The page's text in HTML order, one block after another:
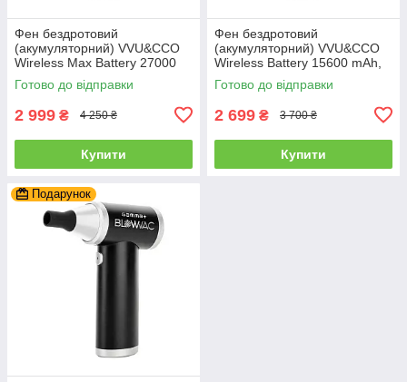
Фен бездротовий
(акумуляторний) VVU&CCO
Wireless Max Battery 27000
mAh, White (CFJ-5P-WT)
Готово до відправки
2 999 ₴ 4 250 ₴
Купити
Фен бездротовий
(акумуляторний) VVU&CCO
Wireless Battery 15600 mAh,
White (CFJ-5S)
Готово до відправки
2 699 ₴ 3 700 ₴
Купити
Подарунок